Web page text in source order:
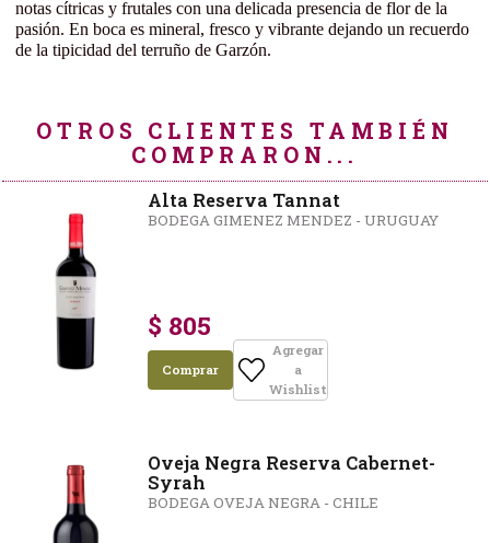
notas cítricas y frutales con una delicada presencia de flor de la
pasión. En boca es mineral, fresco y vibrante dejando un recuerdo
de la tipicidad del terruño de Garzón.
OTROS CLIENTES TAMBIÉN
COMPRARON...
Alta Reserva Tannat
BODEGA GIMENEZ MENDEZ - URUGUAY
$ 805
Comprar
Agregar
a
Wishlist
Oveja Negra Reserva Cabernet-
Syrah
BODEGA OVEJA NEGRA - CHILE